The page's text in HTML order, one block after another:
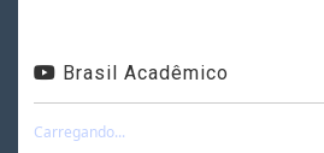
Brasil Acadêmico
Carregando...